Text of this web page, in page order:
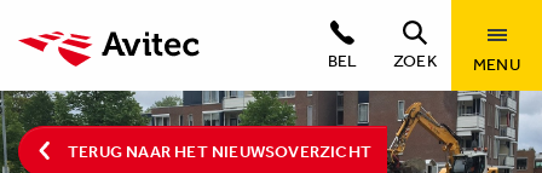
BEL ZOEK MENU
TERUG NAAR HET NIEUWSOVERZICHT